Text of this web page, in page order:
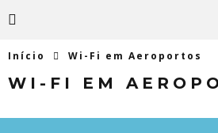
Início Wi-Fi em Aeroportos
WI-FI EM